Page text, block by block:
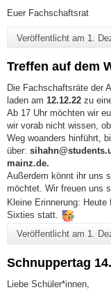
Euer Fachschaftsrat
Veröffentlicht am 1.
Treffen auf dem
Die Fachschaftsräte der
laden am 12.12.22 zu
Ab 17 Uhr möchten wir
wir vorab nicht wissen,
Weg woanders hinführt,
über:
mainz.de.
Außerdem könnt ihr uns
möchtet. Wir freuen uns
Kleine Erinnerung:
Sixties statt.
Veröffentlicht am 1.
Schnuppertag
Liebe Schüler*innen,